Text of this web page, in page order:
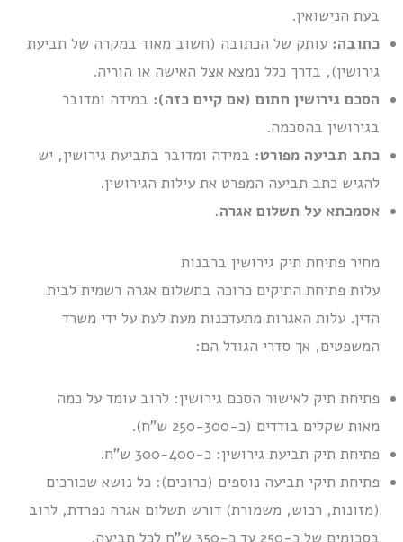
בעת הנישואין.
כתובה: עותק של הכתובה (חשוב מאוד במקרה של תביעת
גירושין), בדרך כלל נמצא אצל האישה או הוריה.
הסכם גירושין חתום (אם קיים כזה): במידה ומדובר
בגירושין בהסכמה.
כתב תביעה מפורט: במידה ומדובר בתביעת גירושין, יש
להגיש כתב תביעה המפרט את עילות הגירושין.
אסמכתא על תשלום אגרה.
מחיר פתיחת תיק גירושין ברבנות
עלות פתיחת התיקים כרוכה בתשלום אגרה רשמית לבית
הדין. עלות האגרות מתעדכנות מעת לעת על ידי משרד
המשפטים, אך סדרי הגודל הם:
פתיחת תיק לאישור הסכם גירושין: לרוב עומד על כמה
מאות שקלים בודדים (כ-250-300 ש”ח).
פתיחת תיק תביעת גירושין: כ-300-400 ש”ח.
פתיחת תיקי תביעה נוספים (כרוכים): כל נושא שכורכים
(מזונות, רכוש, משמורת) דורש תשלום אגרה נפרדת, לרוב